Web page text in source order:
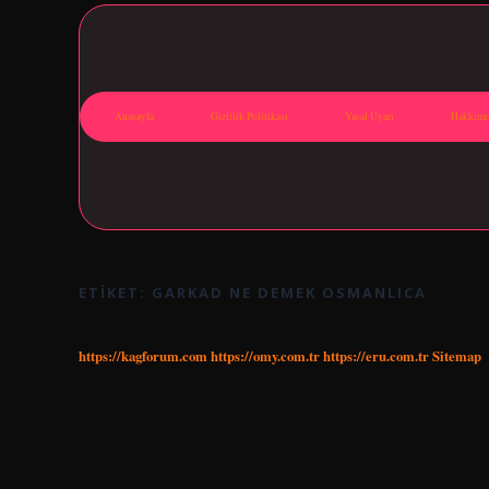
Anasayfa Gizlilik Politikası Yasal Uyarı
ETIKET: GARKAD NE DEMEK OSMANLICA
https://kagforum.comhttps://omy.com.trhttps://eru.com.trSitemap